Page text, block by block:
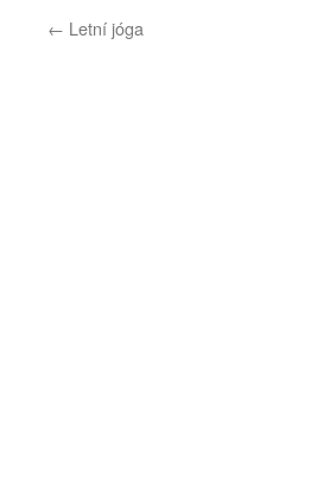
← Letní jóga